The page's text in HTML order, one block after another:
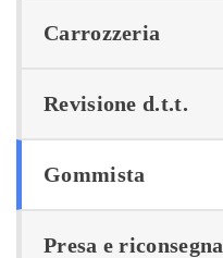
Carrozzeria
Revisione d.t.t.
Gommista
Presa e riconsegna